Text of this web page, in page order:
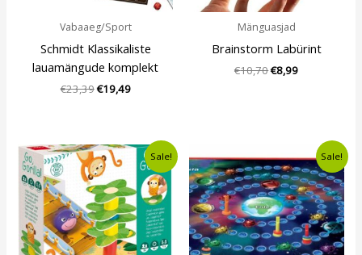
Vabaaeg/Sport
Schmidt Klassikaliste
lauamängude komplekt
€23,39€19,49
Mänguasjad
Brainstorm Labürint
€10,70€8,99
Sale!
Algne
hind
oli:
€12,49.
Current
price
€10,99.
Sale!
hind
oli:
€14,99.
Current
price
is:
€13,49.